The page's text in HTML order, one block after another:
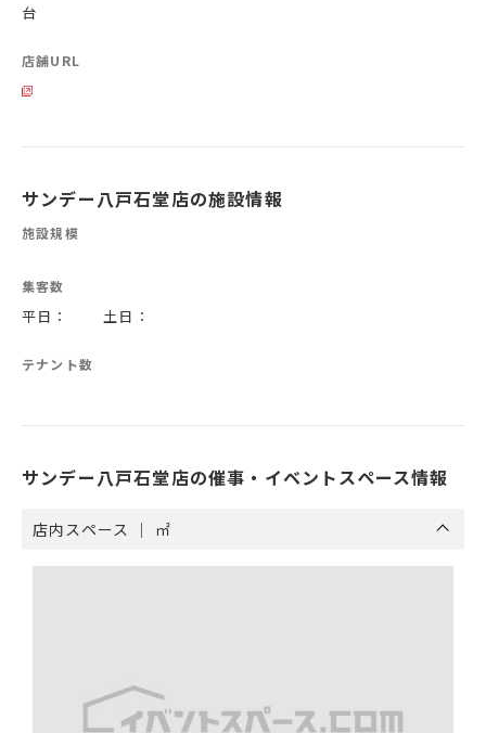
台
店舗URL
サンデー八戸石堂店の施設情報
施設規模
集客数
平日： 土日：
テナント数
サンデー八戸石堂店の催事・イベントスペース情報
店内スペース ｜ ㎡